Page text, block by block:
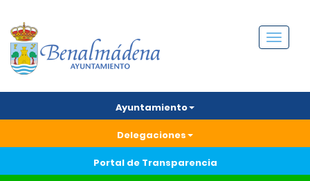
Menú
Ayuntamiento
Delegaciones
Portal de Transparencia